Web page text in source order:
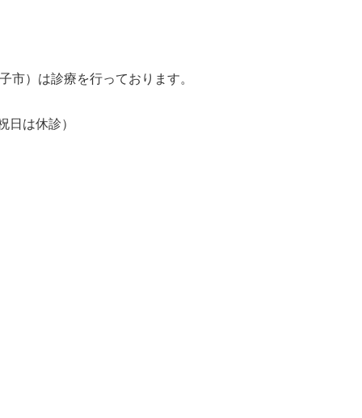
）は診療を行っております。
は休診）